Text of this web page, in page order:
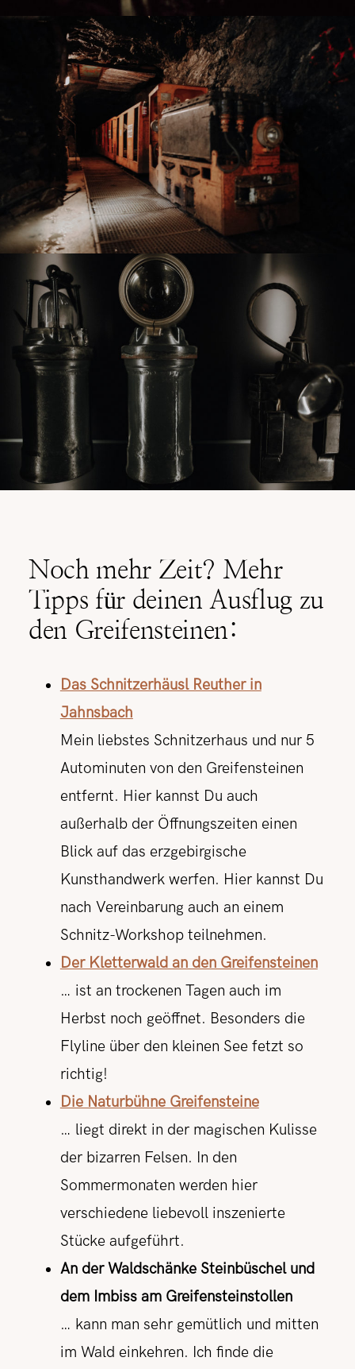
Noch mehr Zeit? Mehr
Tipps für deinen Ausflug zu
den Greifensteinen:
Das Schnitzerhäusl Reuther in
Jahnsbach
Mein liebstes Schnitzerhaus und nur 5
Autominuten von den Greifensteinen
entfernt. Hier kannst Du auch
außerhalb der Öffnungszeiten einen
Blick auf das erzgebirgische
Kunsthandwerk werfen. Hier kannst Du
nach Vereinbarung auch an einem
Schnitz-Workshop teilnehmen.
Der Kletterwald an den Greifensteinen
… ist an trockenen Tagen auch im
Herbst noch geöffnet. Besonders die
Flyline über den kleinen See fetzt so
richtig!
Die Naturbühne Greifensteine
… liegt direkt in der magischen Kulisse
der bizarren Felsen. In den
Sommermonaten werden hier
verschiedene liebevoll inszenierte
Stücke aufgeführt.
An der Waldschänke Steinbüschel und
dem Imbiss am Greifensteinstollen
… kann man sehr gemütlich und mitten
im Wald einkehren. Ich finde die